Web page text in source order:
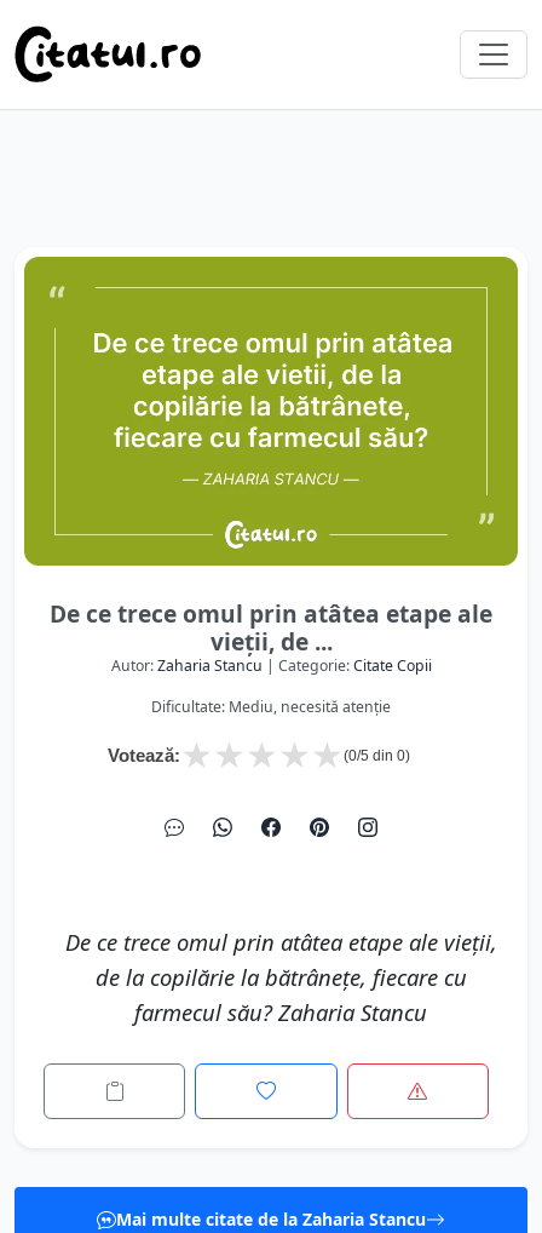
De ce trece omul prin atâtea etape ale
vieții, de ...
Autor:Zaharia Stancu | Categorie:Citate Copii
Dificultate: Mediu, necesită atenție
Votează: ★
★
★
★
★ (0/5 din 0)
De ce trece omul prin atâtea etape ale vieții,
de la copilărie la bătrânețe, fiecare cu
farmecul său? Zaharia Stancu
Mai multe citate de la Zaharia Stancu